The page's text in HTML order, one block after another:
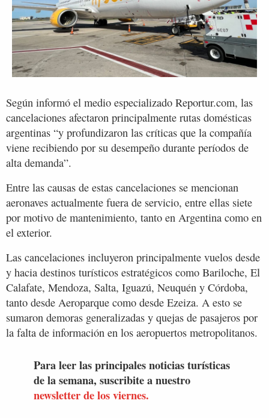
Según informó el medio especializado Reportur.com, las
cancelaciones afectaron principalmente rutas domésticas
argentinas “y profundizaron las críticas que la compañía
viene recibiendo por su desempeño durante períodos de
alta demanda”.
Entre las causas de estas cancelaciones se mencionan
aeronaves actualmente fuera de servicio, entre ellas siete
por motivo de mantenimiento, tanto en Argentina como en
el exterior.
Las cancelaciones incluyeron principalmente vuelos desde
y hacia destinos turísticos estratégicos como Bariloche, El
Calafate, Mendoza, Salta, Iguazú, Neuquén y Córdoba,
tanto desde Aeroparque como desde Ezeiza. A esto se
sumaron demoras generalizadas y quejas de pasajeros por
la falta de información en los aeropuertos metropolitanos.
Para leer las principales noticias turísticas
de la semana, suscribite a nuestro
newsletter de los viernes.